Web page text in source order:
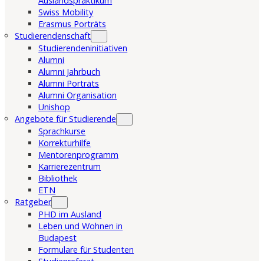
Swiss Mobility
Erasmus Porträts
Studierendenschaft
Studierendeninitiativen
Alumni
Alumni Jahrbuch
Alumni Porträts
Alumni Organisation
Unishop
Angebote für Studierende
Sprachkurse
Korrekturhilfe
Mentorenprogramm
Karrierezentrum
Bibliothek
ETN
Ratgeber
PHD im Ausland
Leben und Wohnen in
Budapest
Formulare für Studenten